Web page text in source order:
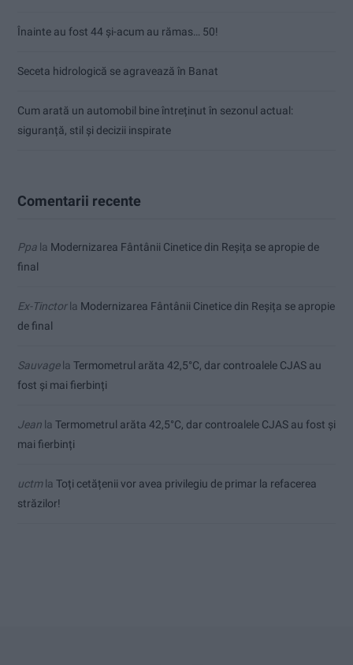
Înainte au fost 44 și-acum au rămas… 50!
Seceta hidrologică se agravează în Banat
Cum arată un automobil bine întreținut în sezonul actual:
siguranță, stil și decizii inspirate
Comentarii recente
Ppa la Modernizarea Fântânii Cinetice din Reșița se apropie de
final
Ex-Tinctorla Modernizarea Fântânii Cinetice din Reșița se apropie
de final
Sauvagela Termometrul arăta 42,5°C, dar controalele CJAS au
fost și mai fierbinți
Jean la Termometrul arăta 42,5°C, dar controalele CJAS au fost și
mai fierbinți
uctmla Toți cetățenii vor avea privilegiu de primar la refacerea
străzilor!